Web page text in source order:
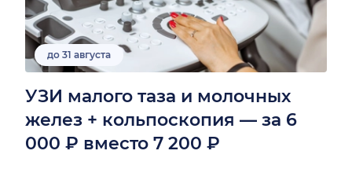
до 31 августа
УЗИ малого таза и молочных
желез + кольпоскопия — за 6
000 ₽ вместо 7 200 ₽